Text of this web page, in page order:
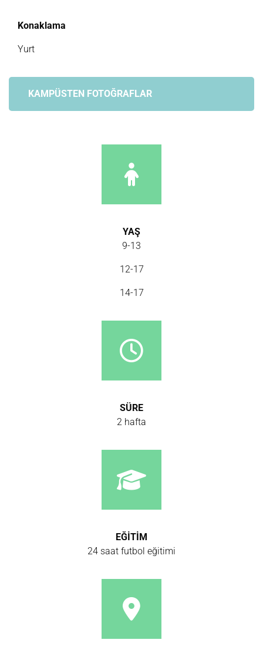
Konaklama
Yurt
KAMPÜSTEN FOTOĞRAFLAR
YAŞ
9-13
12-17
14-17
SÜRE
2 hafta
EĞİTİM
24 saat futbol eğitimi